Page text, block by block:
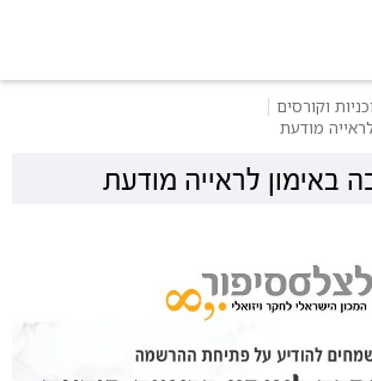
וקורסים
מודעת
באימון לראייה מודעת